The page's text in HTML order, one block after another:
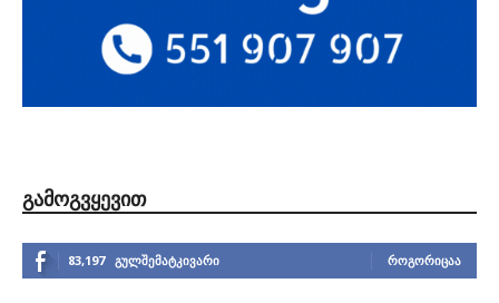
ᲒᲐᲛᲝᲒᲕᲧᲔᲕᲘᲗ
83,197 გულშემატკივარი ᲠᲝᲒᲝᲠᲘᲪᲐᲐ